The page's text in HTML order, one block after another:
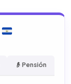
👴 Pensión